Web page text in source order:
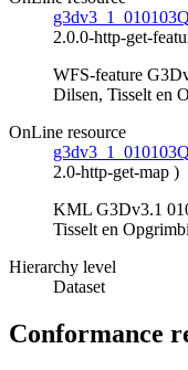
2.0.0-http-get-
WFS-feature
Dilsen, Tisselt en
OnLine resource
2.0-http-get-map )
KML G3Dv3.1
Tisselt en
Hierarchy level
Dataset
Conformance